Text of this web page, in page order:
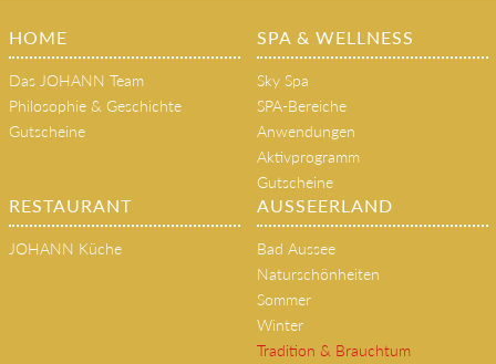
HOME
Das JOHANN Team
Philosophie & Geschichte
Gutscheine
SPA & WELLNESS
Sky Spa
SPA-Bereiche
Anwendungen
Aktivprogramm
Gutscheine
RESTAURANT
JOHANN Küche
AUSSEERLAND
Bad Aussee
Naturschönheiten
Sommer
Winter
Tradition & Brauchtum